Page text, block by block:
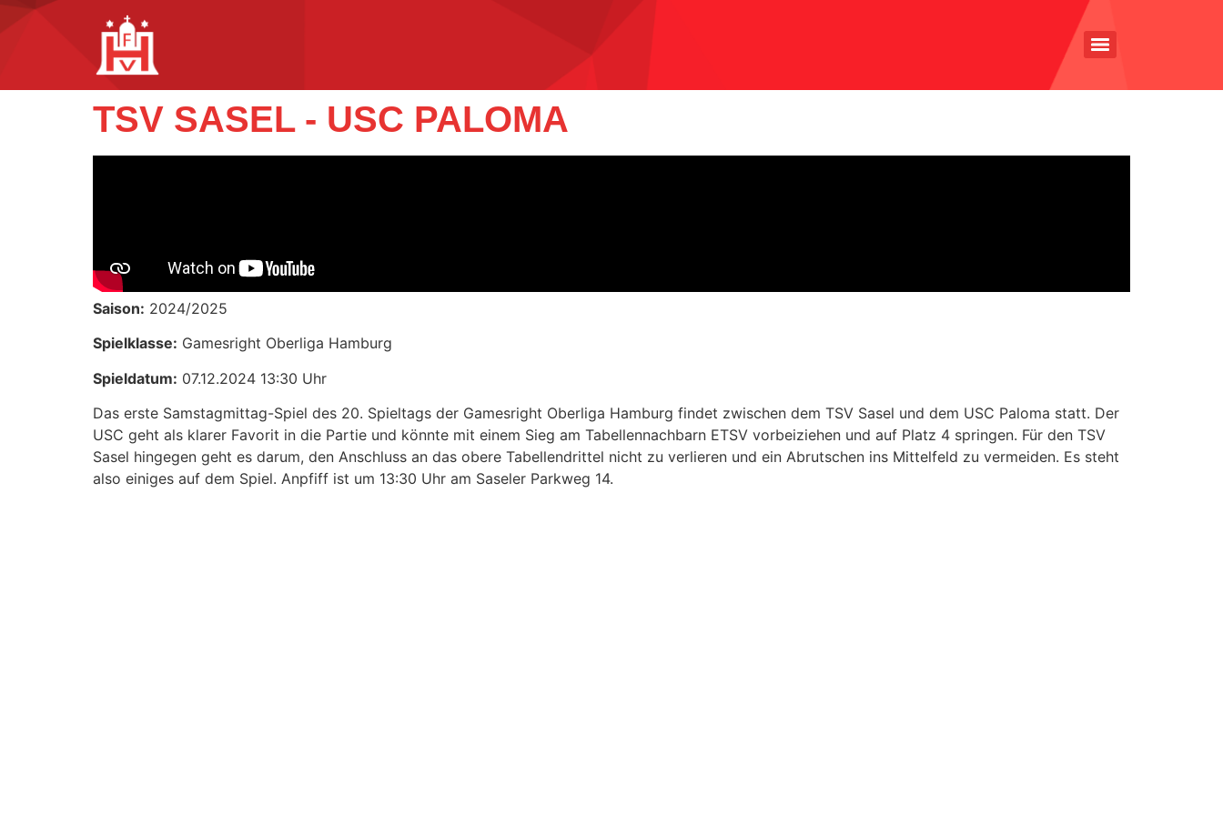
TSV SASEL - USC PALOMA
Saison: 2024/2025
Spielklasse: Gamesright Oberliga Hamburg
Spieldatum: 07.12.2024 13:30 Uhr
Das erste Samstagmittag-Spiel des 20. Spieltags der Gamesright Oberliga Hamburg findet zwischen dem TSV Sasel und dem USC Paloma statt. Der
USC geht als klarer Favorit in die Partie und könnte mit einem Sieg am Tabellennachbarn ETSV vorbeiziehen und auf Platz 4 springen. Für den TSV
Sasel hingegen geht es darum, den Anschluss an das obere Tabellendrittel nicht zu verlieren und ein Abrutschen ins Mittelfeld zu vermeiden. Es steht
also einiges auf dem Spiel. Anpfiff ist um 13:30 Uhr am Saseler Parkweg 14.